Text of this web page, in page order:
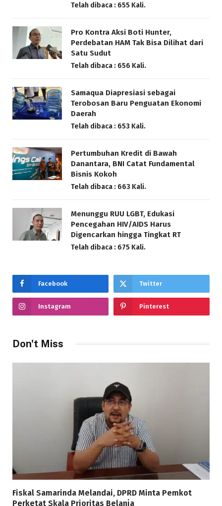
Telah dibaca : 655 Kali.
Pro Kontra Aksi Boti Hunter,
Perdebatan HAM Tak Bisa Dilihat dari
Satu Sudut
Telah dibaca : 656 Kali.
Samaqua Diapresiasi sebagai
Terobosan Baru Penguatan Ekonomi
Daerah
Telah dibaca : 653 Kali.
Pertumbuhan Kredit di Bawah
Danantara, BNI Catat Fundamental
Bisnis Kokoh
Telah dibaca : 663 Kali.
Menunggu RUU LGBT, Edukasi
Pencegahan HIV/AIDS Harus
Digencarkan hingga Tingkat RT
Telah dibaca : 675 Kali.
Facebook Twitter
Instagram Pinterest
Don't Miss
Fiskal Samarinda Melandai, DPRD Minta Pemkot
Perketat Skala Prioritas Belanja